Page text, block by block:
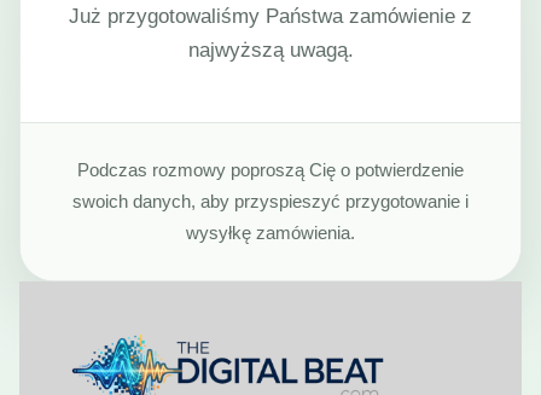
Już przygotowaliśmy Państwa zamówienie z
najwyższą uwagą.
Podczas rozmowy poproszą Cię o potwierdzenie
swoich danych, aby przyspieszyć przygotowanie i
wysyłkę zamówienia.